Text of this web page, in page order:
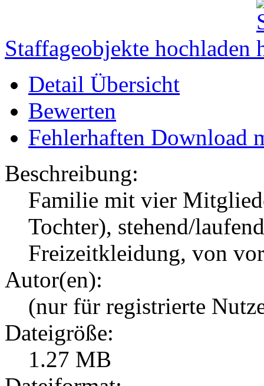
Staffageobjekte hochladen
Detail Übersicht
Bewerten
Fehlerhaften Download
Beschreibung:
Familie mit vier
Tochter), stehend/
Freizeitkleidung, von
Autor(en):
(nur für registrierte
Dateigröße:
1.27 MB